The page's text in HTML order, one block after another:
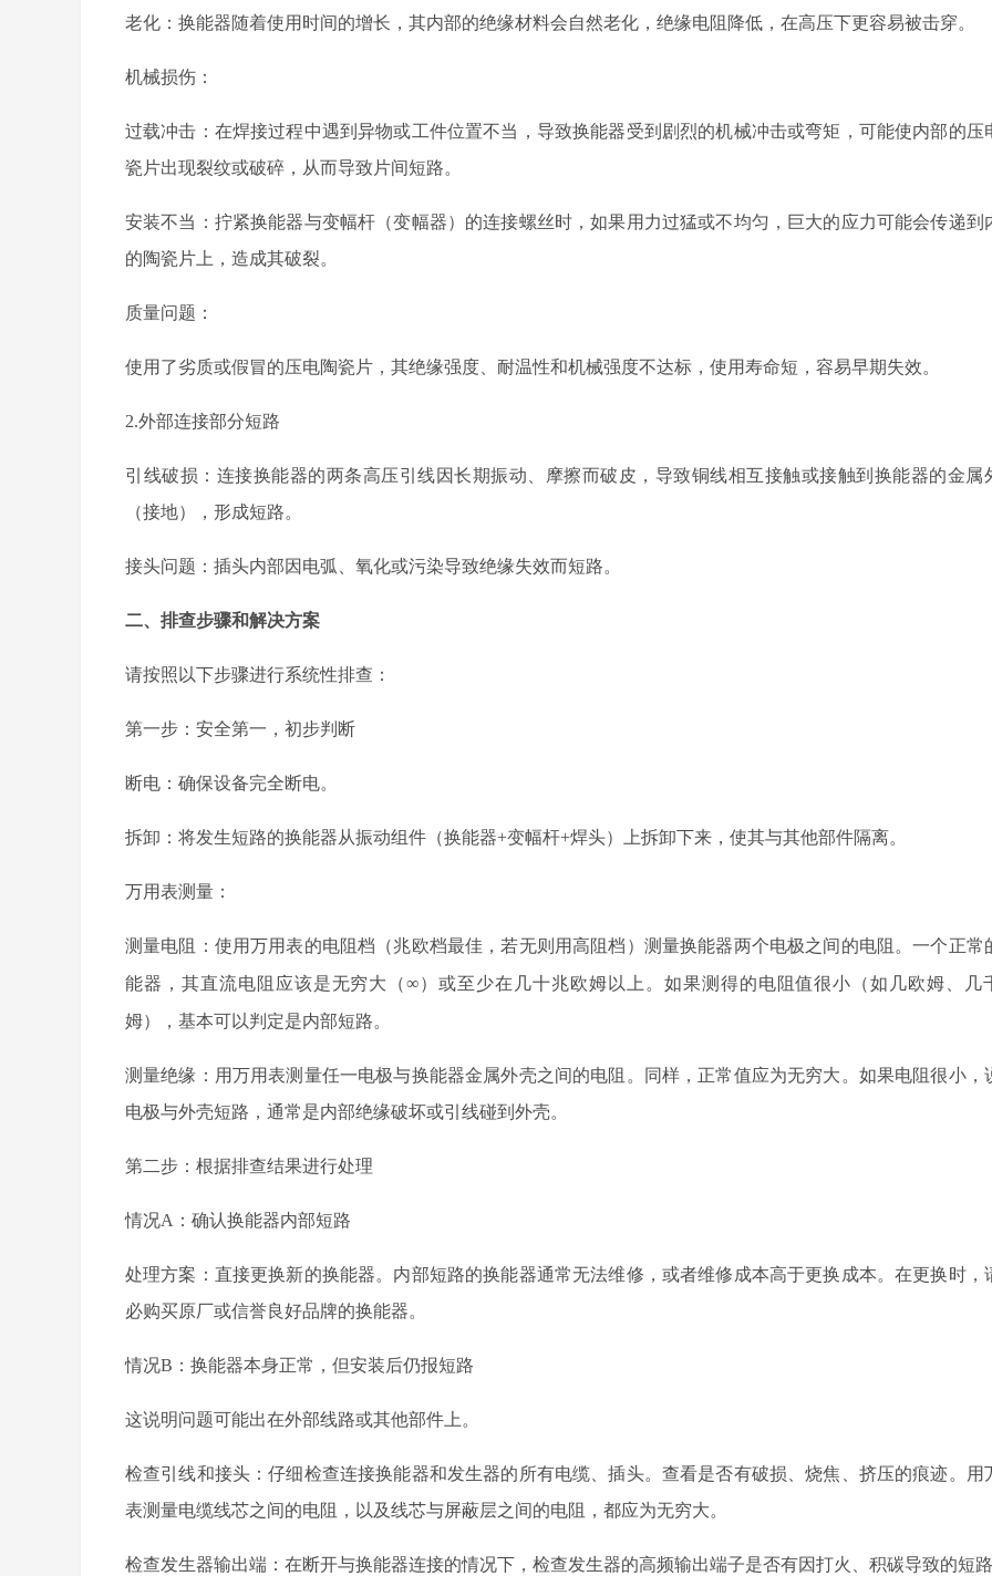
老化：换能器随着使用时间的增长，其内部的绝缘材料会自然老化，绝缘电阻降低，在高压下更容易被击穿。
机械损伤：
过载冲击：在焊接过程中遇到异物或工件位置不当，导致换能器受到剧烈的机械冲击或弯矩，可能使内部的压
瓷片出现裂纹或破碎，从而导致片间短路。
安装不当：拧紧换能器与变幅杆（变幅器）的连接螺丝时，如果用力过猛或不均匀，巨大的应力可能会传递到
的陶瓷片上，造成其破裂。
质量问题：
使用了劣质或假冒的压电陶瓷片，其绝缘强度、耐温性和机械强度不达标，使用寿命短，容易早期失效。
2.外部连接部分短路
引线破损：连接换能器的两条高压引线因长期振动、摩擦而破皮，导致铜线相互接触或接触到换能器的金属
（接地），形成短路。
接头问题：插头内部因电弧、氧化或污染导致绝缘失效而短路。
二、排查步骤和解决方案
请按照以下步骤进行系统性排查：
第一步：安全第一，初步判断
断电：确保设备完全断电。
拆卸：将发生短路的换能器从振动组件（换能器+变幅杆+焊头）上拆卸下来，使其与其他部件隔离。
万用表测量：
测量电阻：使用万用表的电阻档（兆欧档最佳，若无则用高阻档）测量换能器两个电极之间的电阻。一个正常
能器，其直流电阻应该是无穷大（∞）或至少在几十兆欧姆以上。如果测得的电阻值很小（如几欧姆、几
姆），基本可以判定是内部短路。
测量绝缘：用万用表测量任一电极与换能器金属外壳之间的电阻。同样，正常值应为无穷大。如果电阻很小，
电极与外壳短路，通常是内部绝缘破坏或引线碰到外壳。
第二步：根据排查结果进行处理
情况A：确认换能器内部短路
处理方案：直接更换新的换能器。内部短路的换能器通常无法维修，或者维修成本高于更换成本。在更换时，
必购买原厂或信誉良好品牌的换能器。
情况B：换能器本身正常，但安装后仍报短路
这说明问题可能出在外部线路或其他部件上。
检查引线和接头：仔细检查连接换能器和发生器的所有电缆、插头。查看是否有破损、烧焦、挤压的痕迹。用
表测量电缆线芯之间的电阻，以及线芯与屏蔽层之间的电阻，都应为无穷大。
检查发生器输出端：在断开与换能器连接的情况下，检查发生器的高频输出端子是否有因打火、积碳导致的短路